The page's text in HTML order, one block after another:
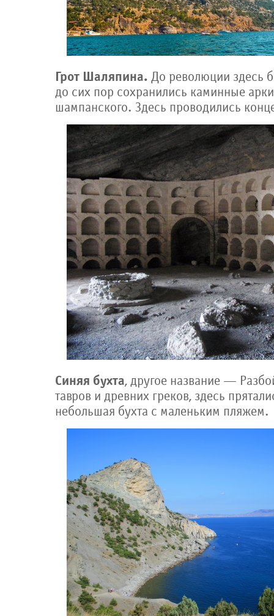
Грот Шаляпина. До революции здесь
до сих пор сохранились каминные
шампанского. Здесь проводились
Синяя бухта, другое название —
тавров и древних греков, здесь
небольшая бухта с маленьким пляжем.